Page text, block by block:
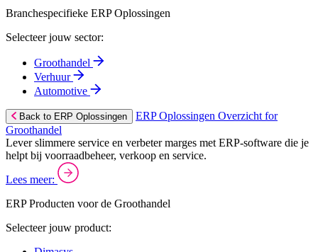
Branchespecifieke ERP Oplossingen
Selecteer jouw sector:
Groothandel
Verhuur
Automotive
Back to ERP Oplossingen
ERP Oplossingen Overzicht for
Groothandel
Lever slimmere service en verbeter marges met ERP-software die je
helpt bij voorraadbeheer, verkoop en service.
Lees meer:
ERP Producten voor de Groothandel
Selecteer jouw product: